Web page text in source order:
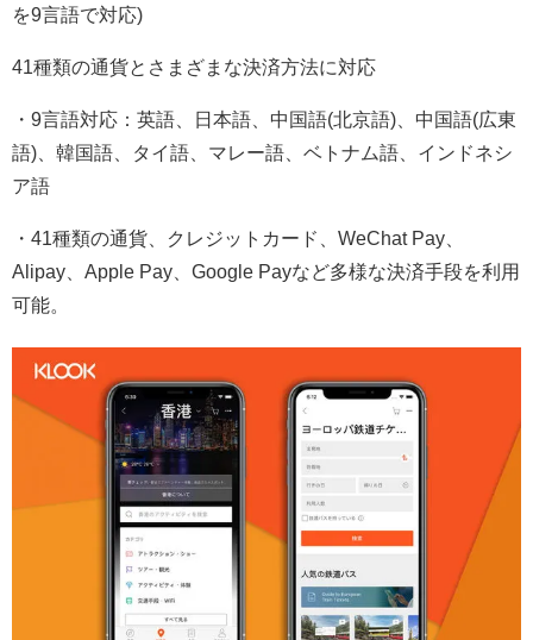
を9言語で対応)
41種類の通貨とさまざまな決済方法に対応
・9言語対応：英語、日本語、中国語(北京語)、中国語(広東
語)、韓国語、タイ語、マレー語、ベトナム語、インドネシ
ア語
・41種類の通貨、クレジットカード、WeChat Pay、
Alipay、Apple Pay、Google Payなど多様な決済手段を利用
可能。